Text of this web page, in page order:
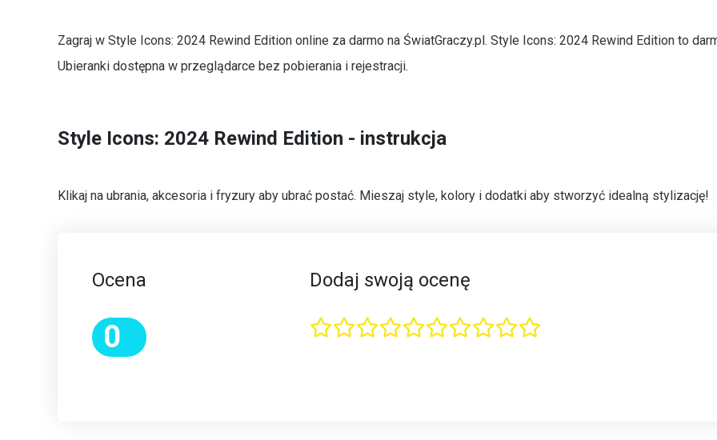
Zagraj w Style Icons: 2024 Rewind Edition online za darmo na ŚwiatGraczy.pl. Style Icons: 2024 Rewind Edition to
Ubieranki dostępna w przeglądarce bez pobierania i rejestracji.
Style Icons: 2024 Rewind Edition - instrukcja
Klikaj na ubrania, akcesoria i fryzury aby ubrać postać. Mieszaj style, kolory i dodatki aby stworzyć idealną stylizację!
Ocena
0
Dodaj swoją ocenę